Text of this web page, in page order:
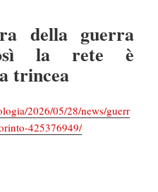
della guerra
la rete è
trincea
2026/05/28/news/guerr
425376949/